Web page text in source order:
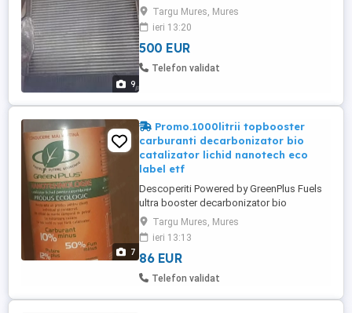
9
mercedes pret 150 leiCupa
buldoexcavator pret 250 lei9Coltare
plastic pret 2 lei/buc
Targu Mures, Mures
ieri 13:20
500 EUR
Telefon validat
7
Promo.1000litrii topbooster
carburanti decarbonizator bio
catalizator lichid nanotech eco
label etf
Descoperiti Powered by GreenPlus Fuels
ultra booster decarbonizator bio
catalizator pentru 1000 litrii flacon mare
sau 200 litrii flacon mic carburanti de tratat
cel mai avansat si sigur in lume -
Satisfactia maxima de a conduce,de a
avea
beneficii si avantaje ...
Targu Mures, Mures
ieri 13:13
86 EUR
Telefon validat